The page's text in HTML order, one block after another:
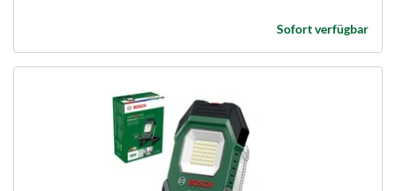
Sofort verfügbar